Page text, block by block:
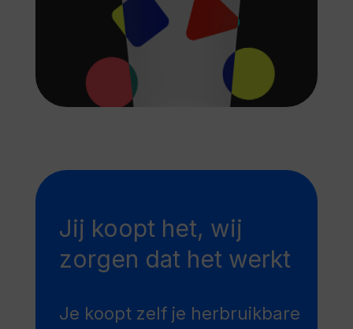
Jij koopt het, wij
zorgen dat het werkt
Je koopt zelf je herbruikbare